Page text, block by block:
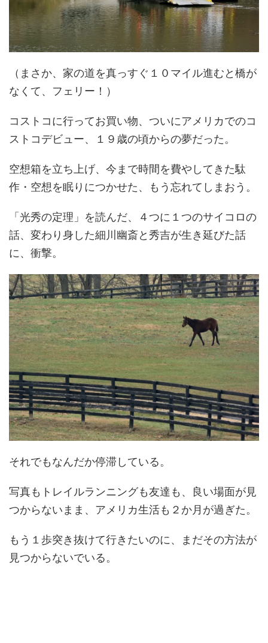
（まさか、家の道を真っすぐ１０マイル進むと橋が
なくて、フェリー！）
コストコに行ってお買い物、ついにアメリカでのコ
ストコデビュー、１９歳の頃からの夢だった。
空想箱を立ち上げ、今まで時間を費やしてきた駄
作・空想を眠りにつかせた、もう忘れてしまおう。
「光秀の定理」を読んだ、４つに１つのサイコロの
話、変わり身した細川幽斎と秀吉が生き延びた話
に、衝撃。
それでもなんだか停滞している。
写真もトレイルランニングも友達も、良い場面が見
つからないまま、アメリカ生活も２か月が過ぎた。
もう１歩突き抜けて行きたいのに、まだその方法が
見つからないでいる。